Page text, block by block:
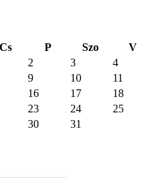
Cs P Szo
V
2 3
4
9 10
11
16 17
18
23 24
25
30 31